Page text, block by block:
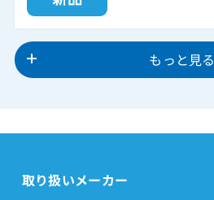
もっと見る
取り扱いメーカー